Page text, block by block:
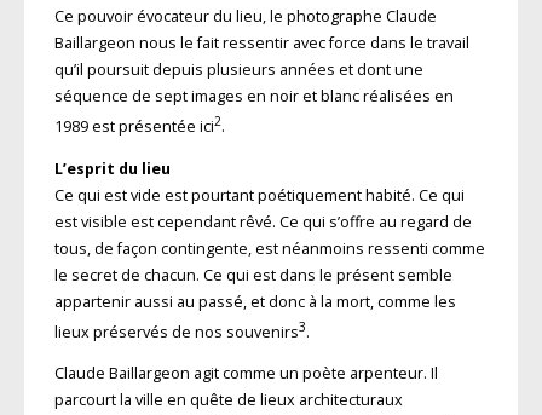
Ce pouvoir évocateur du lieu, le photographe Claude
Baillargeon nous le fait ressentir avec force dans le travail
qu’il poursuit depuis plusieurs années et dont une
séquence de sept images en noir et blanc réalisées en
1989 est présentée ici2.
L’esprit du lieu
Ce qui est vide est pourtant poétiquement habité. Ce qui
est visible est cependant rêvé. Ce qui s’offre au regard de
tous, de façon contingente, est néanmoins ressenti comme
le secret de chacun. Ce qui est dans le présent semble
appartenir aussi au passé, et donc à la mort, comme les
lieux préservés de nos souvenirs3.
Claude Baillargeon agit comme un poète arpenteur. Il
parcourt la ville en quête de lieux architecturaux